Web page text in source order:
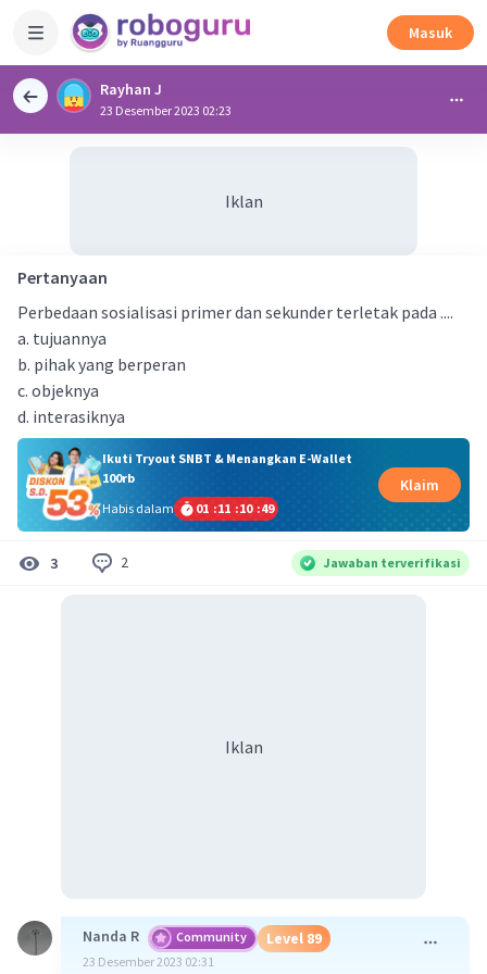
Masuk
Rayhan J
23 Desember 2023 02:23
Iklan
Pertanyaan
Perbedaan sosialisasi primer dan sekunder terletak pada ....
a. tujuannya
b. pihak yang berperan
c. objeknya
d. interasiknya
Ikuti Tryout SNBT & Menangkan E-Wallet
100rb
Habis dalam
01 :11 :10 :49
Klaim
3 2 Jawaban terverifikasi
Iklan
Nanda R Community Level 89
23 Desember 2023 02:31